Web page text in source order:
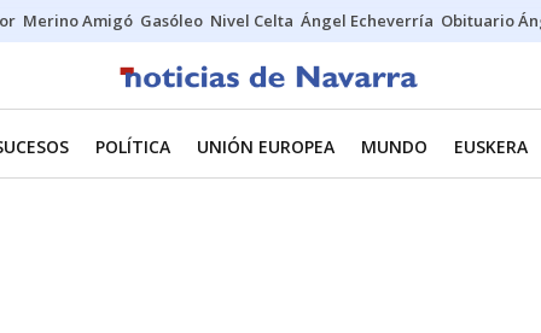
Merino Amigó Gasóleo Nivel Celta Ángel Echeverría Obituario
POLÍTICA UNIÓN EUROPEA MUNDO EUSKERA